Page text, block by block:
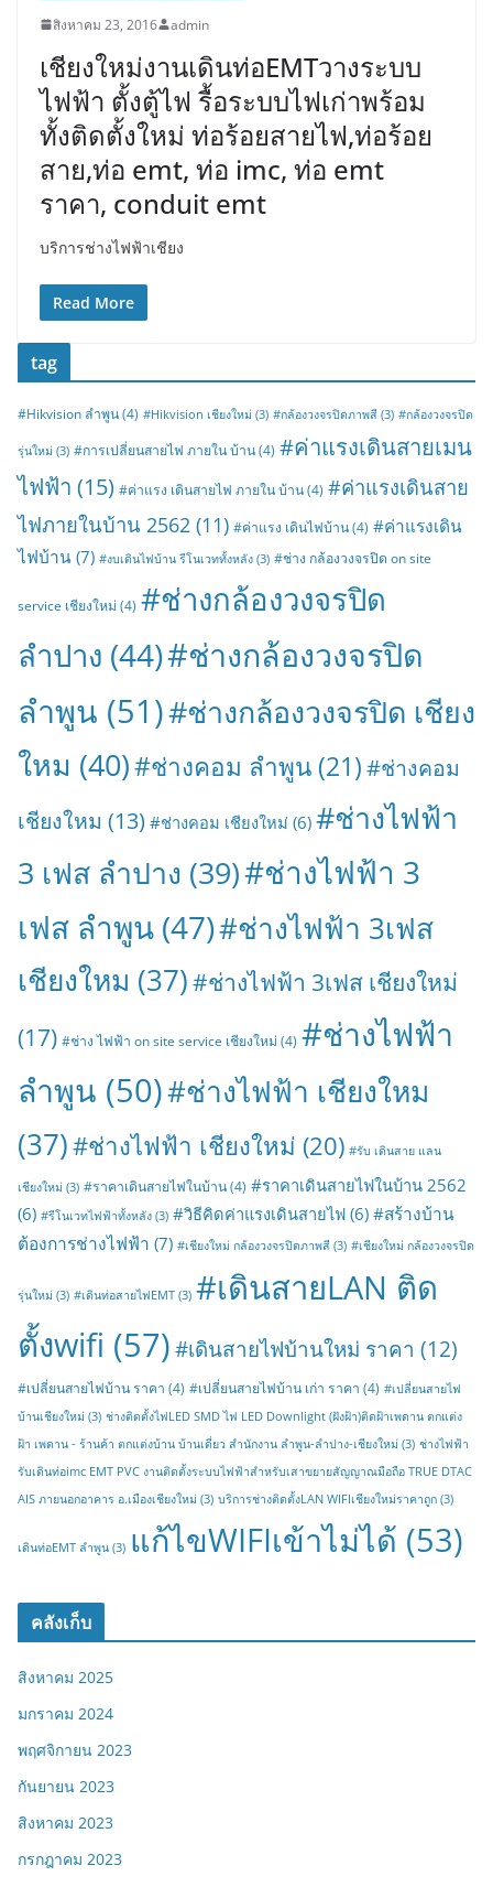
สิงหาคม 23, 2016 admin
เชียงใหม่งานเดินท่อEMTวางระบบ
ไฟฟ้า ตั้งตู้ไฟ รื้อระบบไฟเก่าพร้อม
ทั้งติดตั้งใหม่ ท่อร้อยสายไฟ,ท่อร้อย
สาย,ท่อ emt, ท่อ imc, ท่อ emt
ราคา, conduit emt
บริการช่างไฟฟ้าเชียง
Read More
tag
#Hikvision ลำพูน(4) #Hikvision เชียงใหม่ (3) #กล้องวงจรปิดภาพสี (3) #กล้องวงจรปิด
รุ่นใหม่ (3) #การเปลี่ยนสายไฟ ภายใน บ้าน(4) #ค่าแรงเดินสายเมน
ไฟฟ้า (15) #ค่าแรง เดินสายไฟ ภายใน บ้าน(4) #ค่าแรงเดินสาย
ไฟภายในบ้าน 2562 (11) #ค่าแรง เดินไฟบ้าน(4) #ค่าแรงเดิน
ไฟบ้าน(7) #งบเดินไฟบ้าน รีโนเวททั้งหลัง (3) #ช่าง กล้องวงจรปิด on site
service เชียงใหม่ (4) #ช่างกล้องวงจรปิด
ลำปาง (44)#ช่างกล้องวงจรปิด
ลำพูน (51)#ช่างกล้องวงจรปิด เชียง
ใหม (40)#ช่างคอม ลำพูน (21)#ช่างคอม
เชียงใหม (13) #ช่างคอม เชียงใหม่ (6) #ช่างไฟฟ้า
3 เฟส ลำปาง (39)#ช่างไฟฟ้า 3
เฟส ลำพูน (47)#ช่างไฟฟ้า 3เฟส
เชียงใหม (37)#ช่างไฟฟ้า 3เฟส เชียงใหม่
(17) #ช่าง ไฟฟ้า on site service เชียงใหม่ (4) #ช่างไฟฟ้า
ลำพูน (50)#ช่างไฟฟ้า เชียงใหม
(37)#ช่างไฟฟ้า เชียงใหม่ (20) #รับ เดินสาย แลน
เชียงใหม่ (3) #ราคาเดินสายไฟในบ้าน(4) #ราคาเดินสายไฟในบ้าน 2562
(6) #รีโนเวทไฟฟ้าทั้งหลัง (3) #วิธีคิดค่าแรงเดินสายไฟ (6) #สร้างบ้าน
ต้องการช่างไฟฟ้า (7) #เชียงใหม่ กล้องวงจรปิดภาพสี (3) #เชียงใหม่ กล้องวงจรปิด
รุ่นใหม่ (3) #เดินท่อสายไฟEMT (3) #เดินสายLAN ติด
ตั้งwifi (57)#เดินสายไฟบ้านใหม่ ราคา (12)
#เปลี่ยนสายไฟบ้าน ราคา (4) #เปลี่ยนสายไฟบ้าน เก่า ราคา (4) #เปลี่ยนสายไฟ
บ้านเชียงใหม่ (3) ช่างติดตั้งไฟLED SMD ไฟ LED Downlight (ฝังฝ้า)ติดฝ้าเพดาน ตกแต่ง
ฝ้า เพดาน - ร้านค้า ตกแต่งบ้าน บ้านเดี่ยว สำนักงาน ลำพูน-ลำปาง-เชียงใหม่ (3) ช่างไฟฟ้า
รับเดินท่อimc EMT PVC งานติดตั้งระบบไฟฟ้าสำหรับเสาขยายสัญญาณมือถือ TRUE DTAC
AIS ภายนอกอาคาร อ.เมืองเชียงใหม่ (3) บริการช่างติดตั้งLAN WIFIเชียงใหม่ราคาถูก (3)
เดินท่อEMT ลำพูน (3) แก้ไขWIFIเข้าไม่ได้ (53)
คลังเก็บ
สิงหาคม 2025
มกราคม 2024
พฤศจิกายน 2023
กันยายน 2023
สิงหาคม 2023
กรกฎาคม 2023